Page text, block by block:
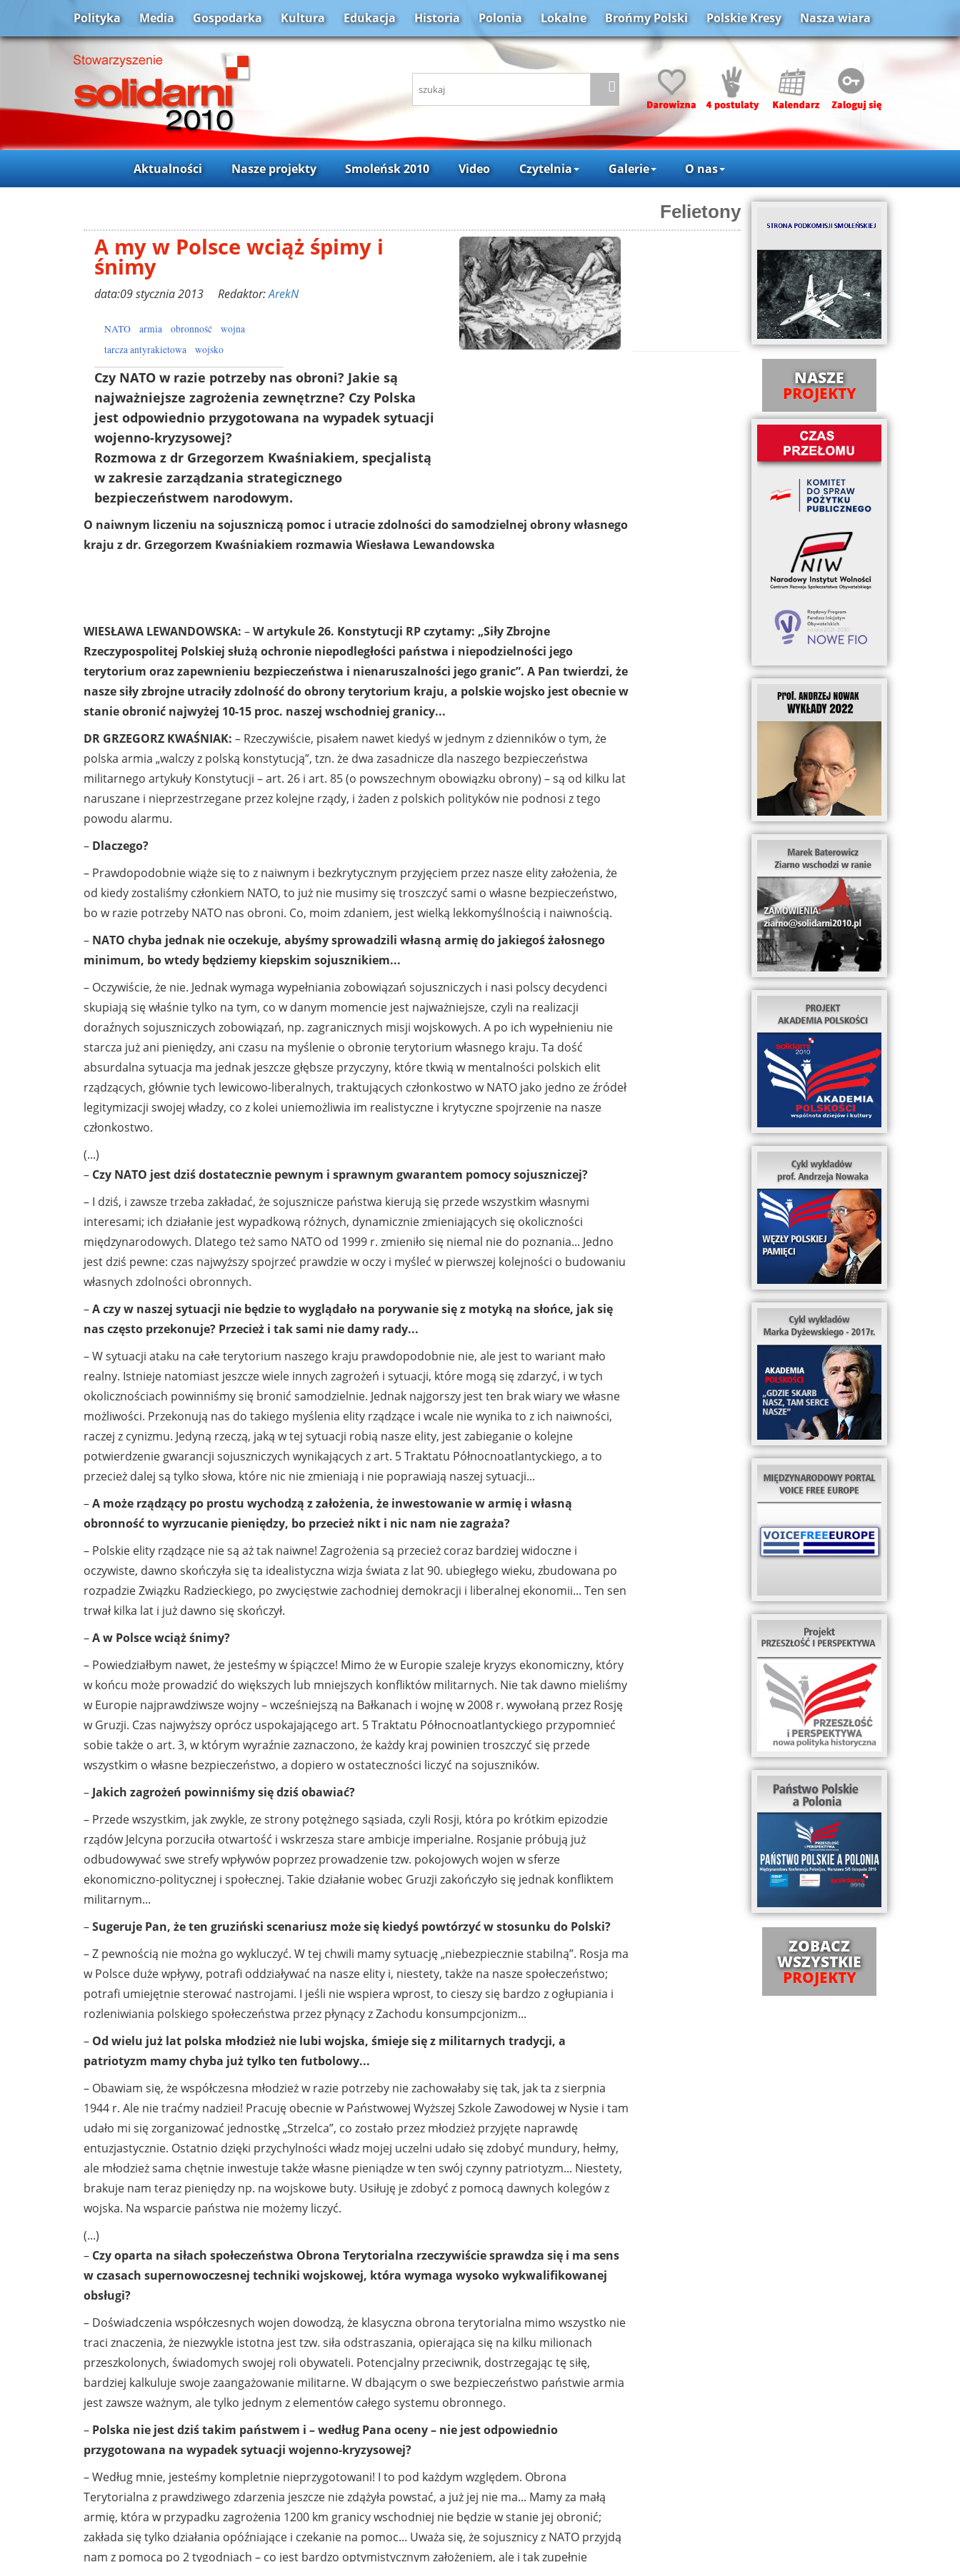
Polityka Media Gospodarka Kultura Edukacja Historia Polonia Lokalne Brońmy Polski Polskie Kresy Nasza wiara
Aktualności Nasze projekty Smoleńsk 2010 Video Czytelnia Galerie O nas
Felietony
A my w Polsce wciąż śpimy i
śnimy
data:09 stycznia 2013 Redaktor:ArekN
NATO armia obronność
wojna
tarcza antyrakietowa
wojsko
Czy NATO w razie potrzeby nas obroni? Jakie są
najważniejsze zagrożenia zewnętrzne? Czy Polska
jest odpowiednio przygotowana na wypadek sytuacji
wojenno-kryzysowej?
Rozmowa z dr Grzegorzem Kwaśniakiem, specjalistą
w zakresie zarządzania strategicznego
bezpieczeństwem narodowym.
O naiwnym liczeniu na sojuszniczą pomoc i utracie zdolności do samodzielnej obrony własnego
kraju z dr. Grzegorzem Kwaśniakiem rozmawia Wiesława Lewandowska
WIESŁAWA LEWANDOWSKA: –W artykule 26. Konstytucji RP czytamy: „Siły Zbrojne
Rzeczypospolitej Polskiej służą ochronie niepodległości państwa i niepodzielności jego
terytorium oraz zapewnieniu bezpieczeństwa i nienaruszalności jego granic”. A Pan twierdzi, że
nasze siły zbrojne utraciły zdolność do obrony terytorium kraju, a polskie wojsko jest obecnie w
stanie obronić najwyżej 10-15 proc. naszej wschodniej granicy...
DR GRZEGORZ KWAŚNIAK: – Rzeczywiście, pisałem nawet kiedyś w jednym z dzienników o tym, że
polska armia „walczy z polską konstytucją”, tzn. że dwa zasadnicze dla naszego bezpieczeństwa
militarnego artykuły Konstytucji – art. 26 i art. 85 (o powszechnym obowiązku obrony) – są od kilku lat
naruszane i nieprzestrzegane przez kolejne rządy, i żaden z polskich polityków nie podnosi z tego
powodu alarmu.
– Dlaczego?
– Prawdopodobnie wiąże się to z naiwnym i bezkrytycznym przyjęciem przez nasze elity założenia, że
od kiedy zostaliśmy członkiem NATO, to już nie musimy się troszczyć sami o własne bezpieczeństwo,
bo w razie potrzeby NATO nas obroni. Co, moim zdaniem, jest wielką lekkomyślnością i naiwnością.
– NATO chyba jednak nie oczekuje, abyśmy sprowadzili własną armię do jakiegoś żałosnego
minimum, bo wtedy będziemy kiepskim sojusznikiem...
– Oczywiście, że nie. Jednak wymaga wypełniania zobowiązań sojuszniczych i nasi polscy decydenci
skupiają się właśnie tylko na tym, co w danym momencie jest najważniejsze, czyli na realizacji
doraźnych sojuszniczych zobowiązań, np. zagranicznych misji wojskowych. A po ich wypełnieniu nie
starcza już ani pieniędzy, ani czasu na myślenie o obronie terytorium własnego kraju. Ta dość
absurdalna sytuacja ma jednak jeszcze głębsze przyczyny, które tkwią w mentalności polskich elit
rządzących, głównie tych lewicowo-liberalnych, traktujących członkostwo w NATO jako jedno ze źródeł
legitymizacji swojej władzy, co z kolei uniemożliwia im realistyczne i krytyczne spojrzenie na nasze
członkostwo.
(...)
– Czy NATO jest dziś dostatecznie pewnym i sprawnym gwarantem pomocy sojuszniczej?
– I dziś, i zawsze trzeba zakładać, że sojusznicze państwa kierują się przede wszystkim własnymi
interesami; ich działanie jest wypadkową różnych, dynamicznie zmieniających się okoliczności
międzynarodowych. Dlatego też samo NATO od 1999 r. zmieniło się niemal nie do poznania... Jedno
jest dziś pewne: czas najwyższy spojrzeć prawdzie w oczy i myśleć w pierwszej kolejności o budowaniu
własnych zdolności obronnych.
–A czy w naszej sytuacji nie będzie to wyglądało na porywanie się z motyką na słońce, jak się
nas często przekonuje? Przecież i tak sami nie damy rady...
– W sytuacji ataku na całe terytorium naszego kraju prawdopodobnie nie, ale jest to wariant mało
realny. Istnieje natomiast jeszcze wiele innych zagrożeń i sytuacji, które mogą się zdarzyć, i w tych
okolicznościach powinniśmy się bronić samodzielnie. Jednak najgorszy jest ten brak wiary we własne
możliwości. Przekonują nas do takiego myślenia elity rządzące i wcale nie wynika to z ich naiwności,
raczej z cynizmu. Jedyną rzeczą, jaką w tej sytuacji robią nasze elity, jest zabieganie o kolejne
potwierdzenie gwarancji sojuszniczych wynikających z art. 5 Traktatu Północnoatlantyckiego, a to
przecież dalej są tylko słowa, które nic nie zmieniają i nie poprawiają naszej sytuacji...
–A może rządzący po prostu wychodzą z założenia, że inwestowanie w armię i własną
obronność to wyrzucanie pieniędzy, bo przecież nikt i nic nam nie zagraża?
– Polskie elity rządzące nie są aż tak naiwne! Zagrożenia są przecież coraz bardziej widoczne i
oczywiste, dawno skończyła się ta idealistyczna wizja świata z lat 90. ubiegłego wieku, zbudowana po
rozpadzie Związku Radzieckiego, po zwycięstwie zachodniej demokracji i liberalnej ekonomii... Ten sen
trwał kilka lat i już dawno się skończył.
–A w Polsce wciąż śnimy?
– Powiedziałbym nawet, że jesteśmy w śpiączce! Mimo że w Europie szaleje kryzys ekonomiczny, który
w końcu może prowadzić do większych lub mniejszych konfliktów militarnych. Nie tak dawno mieliśmy
w Europie najprawdziwsze wojny – wcześniejszą na Bałkanach i wojnę w 2008 r. wywołaną przez Rosję
w Gruzji. Czas najwyższy oprócz uspokajającego art. 5 Traktatu Północnoatlantyckiego przypomnieć
sobie także o art. 3, w którym wyraźnie zaznaczono, że każdy kraj powinien troszczyć się przede
wszystkim o własne bezpieczeństwo, a dopiero w ostateczności liczyć na sojuszników.
– Jakich zagrożeń powinniśmy się dziś obawiać?
– Przede wszystkim, jak zwykle, ze strony potężnego sąsiada, czyli Rosji, która po krótkim epizodzie
rządów Jelcyna porzuciła otwartość i wskrzesza stare ambicje imperialne. Rosjanie próbują już
odbudowywać swe strefy wpływów poprzez prowadzenie tzw. pokojowych wojen w sferze
ekonomiczno-politycznej i społecznej. Takie działanie wobec Gruzji zakończyło się jednak konfliktem
militarnym...
–Sugeruje Pan, że ten gruziński scenariusz może się kiedyś powtórzyć w stosunku do Polski?
– Z pewnością nie można go wykluczyć. W tej chwili mamy sytuację „niebezpiecznie stabilną”. Rosja ma
w Polsce duże wpływy, potrafi oddziaływać na nasze elity i, niestety, także na nasze społeczeństwo;
potrafi umiejętnie sterować nastrojami. I jeśli nie wspiera wprost, to cieszy się bardzo z ogłupiania i
rozleniwiania polskiego społeczeństwa przez płynący z Zachodu konsumpcjonizm...
– Od wielu już lat polska młodzież nie lubi wojska, śmieje się z militarnych tradycji, a
patriotyzm mamy chyba już tylko ten futbolowy...
– Obawiam się, że współczesna młodzież w razie potrzeby nie zachowałaby się tak, jak ta z sierpnia
1944 r. Ale nie traćmy nadziei! Pracuję obecnie w Państwowej Wyższej Szkole Zawodowej w Nysie i tam
udało mi się zorganizować jednostkę „Strzelca”, co zostało przez młodzież przyjęte naprawdę
entuzjastycznie. Ostatnio dzięki przychylności władz mojej uczelni udało się zdobyć mundury, hełmy,
ale młodzież sama chętnie inwestuje także własne pieniądze w ten swój czynny patriotyzm... Niestety,
brakuje nam teraz pieniędzy np. na wojskowe buty. Usiłuję je zdobyć z pomocą dawnych kolegów z
wojska. Na wsparcie państwa nie możemy liczyć.
(...)
– Czy oparta na siłach społeczeństwa Obrona Terytorialna rzeczywiście sprawdza się i ma sens
w czasach supernowoczesnej techniki wojskowej, która wymaga wysoko wykwalifikowanej
obsługi?
– Doświadczenia współczesnych wojen dowodzą, że klasyczna obrona terytorialna mimo wszystko nie
traci znaczenia, że niezwykle istotna jest tzw. siła odstraszania, opierająca się na kilku milionach
przeszkolonych, świadomych swojej roli obywateli. Potencjalny przeciwnik, dostrzegając tę siłę,
bardziej kalkuluje swoje zaangażowanie militarne. W dbającym o swe bezpieczeństwo państwie armia
jest zawsze ważnym, ale tylko jednym z elementów całego systemu obronnego.
– Polska nie jest dziś takim państwem i – według Pana oceny – nie jest odpowiednio
przygotowana na wypadek sytuacji wojenno-kryzysowej?
– Według mnie, jesteśmy kompletnie nieprzygotowani! I to pod każdym względem. Obrona
Terytorialna z prawdziwego zdarzenia jeszcze nie zdążyła powstać, a już jej nie ma... Mamy za małą
armię, która w przypadku zagrożenia 1200 km granicy wschodniej nie będzie w stanie jej obronić;
zakłada się tylko działania opóźniające i czekanie na pomoc... Uważa się, że sojusznicy z NATO przyjdą
nam z pomocą po 2 tygodniach – co jest bardzo optymistycznym założeniem, ale i tak zupełnie
NASZE
PROJEKTY
ZOBACZ
WSZYSTKIE
PROJEKTY